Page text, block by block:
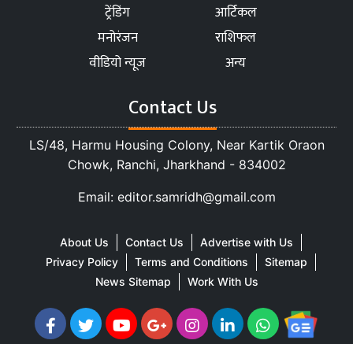
ट्रेंडिंग
आर्टिकल
मनोरंजन
राशिफल
वीडियो न्यूज
अन्य
Contact Us
LS/48, Harmu Housing Colony, Near Kartik Oraon
Chowk, Ranchi, Jharkhand - 834002
Email: editor.samridh@gmail.com
About Us Contact Us
Advertise with Us
Privacy Policy
Terms and Conditions
Sitemap
News Sitemap
Work With Us